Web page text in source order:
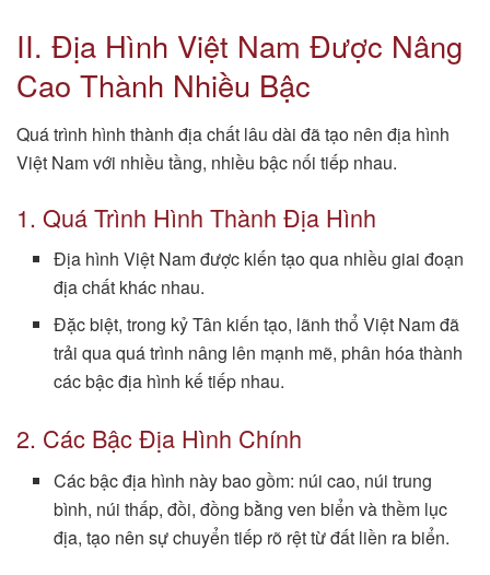
II. Địa Hình Việt Nam Được Nâng
Cao Thành Nhiều Bậc
Quá trình hình thành địa chất lâu dài đã tạo nên địa hình
Việt Nam với nhiều tầng, nhiều bậc nối tiếp nhau.
1. Quá Trình Hình Thành Địa Hình
Địa hình Việt Nam được kiến tạo qua nhiều giai đoạn
địa chất khác nhau.
Đặc biệt, trong kỷ Tân kiến tạo, lãnh thổ Việt Nam đã
trải qua quá trình nâng lên mạnh mẽ, phân hóa thành
các bậc địa hình kế tiếp nhau.
2. Các Bậc Địa Hình Chính
Các bậc địa hình này bao gồm: núi cao, núi trung
bình, núi thấp, đồi, đồng bằng ven biển và thềm lục
địa, tạo nên sự chuyển tiếp rõ rệt từ đất liền ra biển.